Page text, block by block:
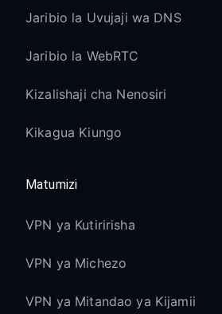
Jaribio la Uvujaji wa DNS
Jaribio la WebRTC
Kizalishaji cha Nenosiri
Kikagua Kiungo
Matumizi
VPN ya Kutiririsha
VPN ya Michezo
VPN ya Mitandao ya Kijamii